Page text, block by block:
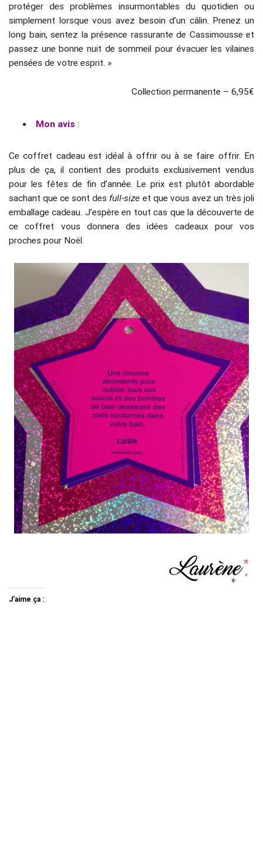
protéger des problèmes insurmontables du quotidien ou
simplement lorsque vous avez besoin d’un câlin. Prenez un
long bain, sentez la présence rassurante de Cassimousse et
passez une bonne nuit de sommeil pour évacuer les vilaines
pensées de votre esprit. »
Collection permanente – 6,95€
Mon avis :
Ce coffret cadeau est idéal à offrir ou à se faire offrir. En
plus de ça, il contient des produits exclusivement vendus
pour les fêtes de fin d’année. Le prix est plutôt abordable
sachant que ce sont des full-size et que vous avez un très joli
emballage cadeau. J’espère en tout cas que la découverte de
ce coffret vous donnera des idées cadeaux pour vos
proches pour Noël.
J’aime ça :